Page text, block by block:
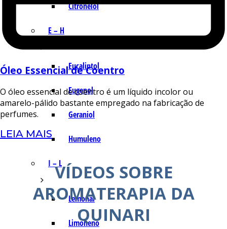
Citronelol
E – H
Eucaliptol
Eugenol
Geraniol
Humuleno
I – L
Lemonal
Limoneno
Óleo Essencial de Coentro
O óleo essencial de coentro é um líquido incolor ou
amarelo-pálido bastante empregado na fabricação de
perfumes.
LEIA MAIS
VÍDEOS SOBRE
AROMATERAPIA DA
QUINARI